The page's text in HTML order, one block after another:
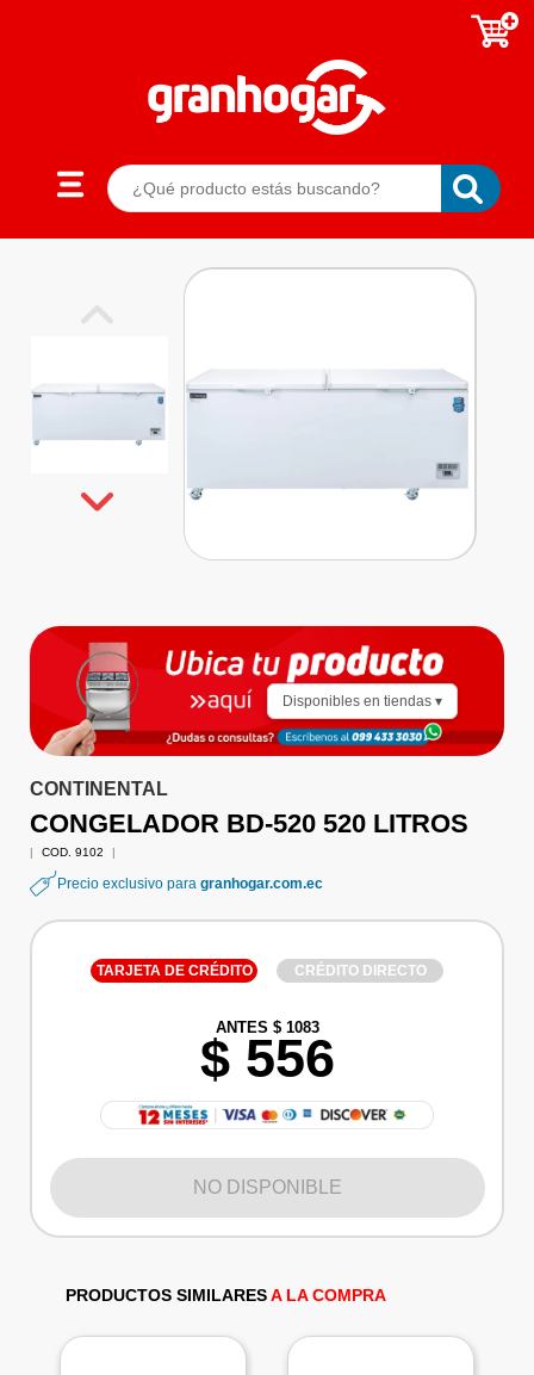
Disponibles en tiendas ▾
CONTINENTAL
CONGELADOR BD-520 520 LITROS
| COD. 9102 |
Precio exclusivo para granhogar.com.ec
TARJETA DE CRÉDITO CRÉDITO DIRECTO
ANTES $ 1083
$ 556
NO DISPONIBLE
PRODUCTOS SIMILARESA LA COMPRA